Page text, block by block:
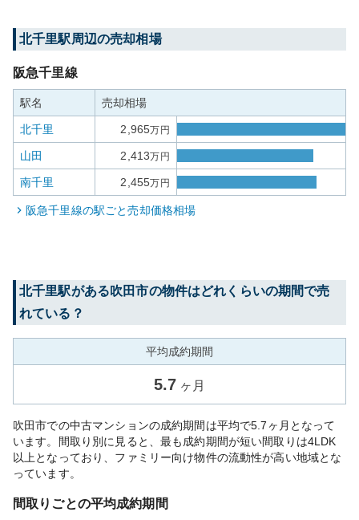
北千里駅周辺の売却相場
阪急千里線
駅名 売却相場
北千里 2,965万円
山田 2,413万円
南千里 2,455万円
阪急千里線の駅ごと売却価格相場
北千里駅がある吹田市の物件はどれくらいの期間で売
れている？
平均成約期間
5.7 ヶ月
吹田市での中古マンションの成約期間は平均で5.7ヶ月となって
います。間取り別に見ると、最も成約期間が短い間取りは4LDK
以上となっており、ファミリー向け物件の流動性が高い地域とな
っています。
間取りごとの平均成約期間